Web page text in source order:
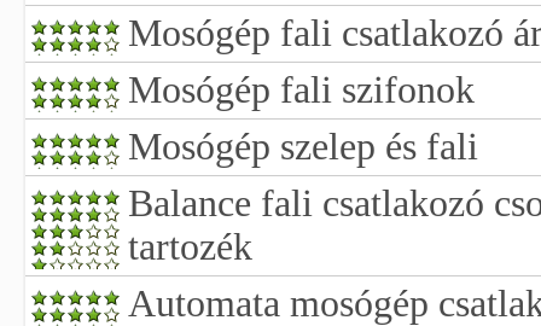
Mosógép fali csatlakozó
Mosógép fali szifonok
Mosógép szelep és fali
Balance fali csatlakozó
tartozék
Automata mosógép